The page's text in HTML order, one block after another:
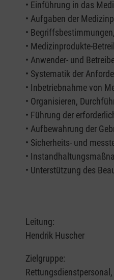
• Einführung in das
• Aufgaben der
• Begriffsbestimmungen,
• Medizinprodukte-
• Anwender- und
• Systematik der
• Inbetriebnahme von
• Organisieren,
• Führung der
• Aufbewahrung der
• Sicherheits- und
•
• Unterstützung des
Leitung:
Hendrik Huscher
Zielgruppe: